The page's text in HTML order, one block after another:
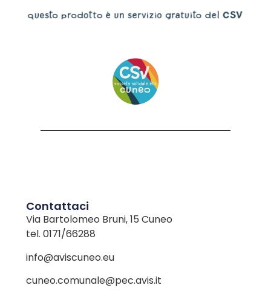
Contattaci
Via Bartolomeo Bruni, 15 Cuneo
tel. 0171/66288
info@aviscuneo.eu
cuneo.comunale@pec.avis.it